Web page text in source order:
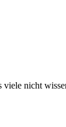
nicht